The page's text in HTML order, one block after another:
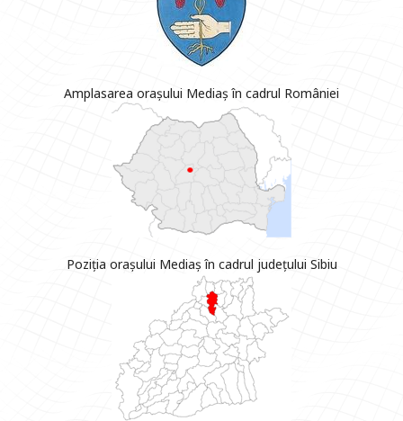
Amplasarea orașului Mediaș în cadrul României
Poziția orașului Mediaș în cadrul județului Sibiu